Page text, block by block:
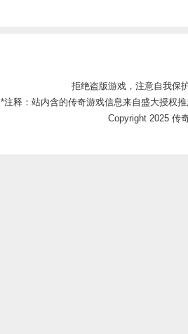
拒绝盗版游戏，注意自我保
*注释：站内含的传奇游戏信息来自盛大授权
Copyright 2025 传